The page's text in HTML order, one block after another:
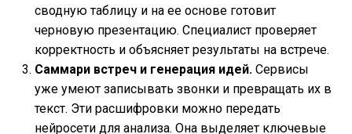
сводную таблицу и на ее основе готовит
черновую презентацию. Специалист проверяет
корректность и объясняет результаты на встрече.
Саммари встреч и генерация идей. Сервисы
уже умеют записывать звонки и превращать их в
текст. Эти расшифровки можно передать
нейросети для анализа. Она выделяет ключевые